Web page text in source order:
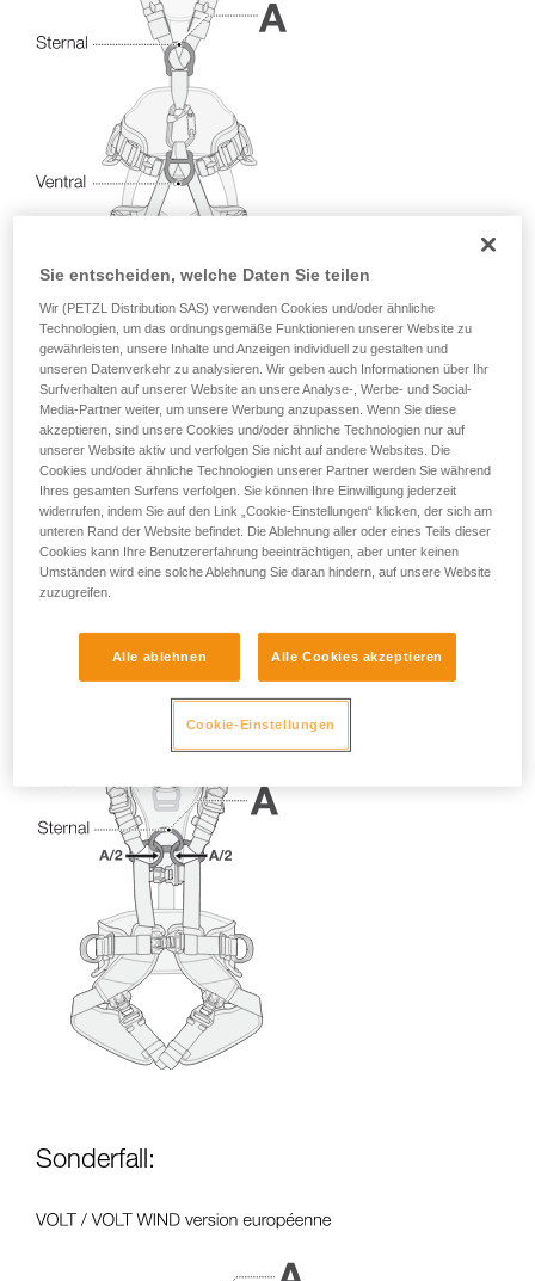
Sie ihn eigenständig durchführen.
Wir geben Beispiele für die mit Ihrer Aktivität
verbundenen Techniken. Möglicherweise gibt es
noch andere Techniken, die hier nicht
beschrieben werden.
Sonderfall:
Sie entscheiden, welche Daten Sie teilen
Wir (PETZL Distribution SAS) verwenden Cookies und/oder ähnliche
Technologien, um das ordnungsgemäße Funktionieren unserer Website zu
gewährleisten, unsere Inhalte und Anzeigen individuell zu gestalten und
unseren Datenverkehr zu analysieren. Wir geben auch Informationen über Ihr
Surfverhalten auf unserer Website an unsere Analyse-, Werbe- und Social-
Media-Partner weiter, um unsere Werbung anzupassen. Wenn Sie diese
akzeptieren, sind unsere Cookies und/oder ähnliche Technologien nur auf
unserer Website aktiv und verfolgen Sie nicht auf andere Websites. Die
Cookies und/oder ähnliche Technologien unserer Partner werden Sie während
Ihres gesamten Surfens verfolgen. Sie können Ihre Einwilligung jederzeit
widerrufen, indem Sie auf den Link „Cookie-Einstellungen“ klicken, der sich am
unteren Rand der Website befindet. Die Ablehnung aller oder eines Teils dieser
Cookies kann Ihre Benutzererfahrung beeinträchtigen, aber unter keinen
Umständen wird eine solche Ablehnung Sie daran hindern, auf unsere Website
zuzugreifen.
Alle ablehnen Alle Cookies akzeptieren
Cookie-Einstellungen